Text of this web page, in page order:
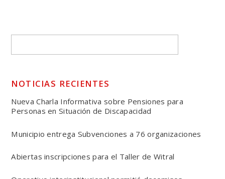
NOTICIAS RECIENTES
Nueva Charla Informativa sobre Pensiones para
Personas en Situación de Discapacidad
Municipio entrega Subvenciones a 76 organizaciones
Abiertas inscripciones para el Taller de Witral